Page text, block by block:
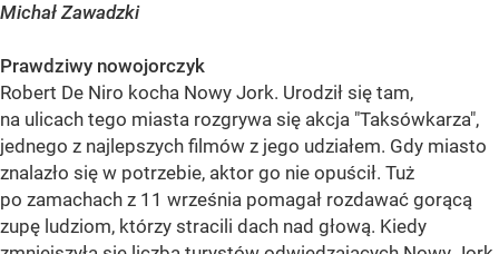
Michał Zawadzki
Prawdziwy nowojorczyk
Robert De Niro kocha Nowy Jork. Urodził się tam,
na ulicach tego miasta rozgrywa się akcja "Taksówkarza",
jednego z najlepszych filmów z jego udziałem. Gdy miasto
znalazło się w potrzebie, aktor go nie opuścił. Tuż
po zamachach z 11 września pomagał rozdawać gorącą
zupę ludziom, którzy stracili dach nad głową. Kiedy